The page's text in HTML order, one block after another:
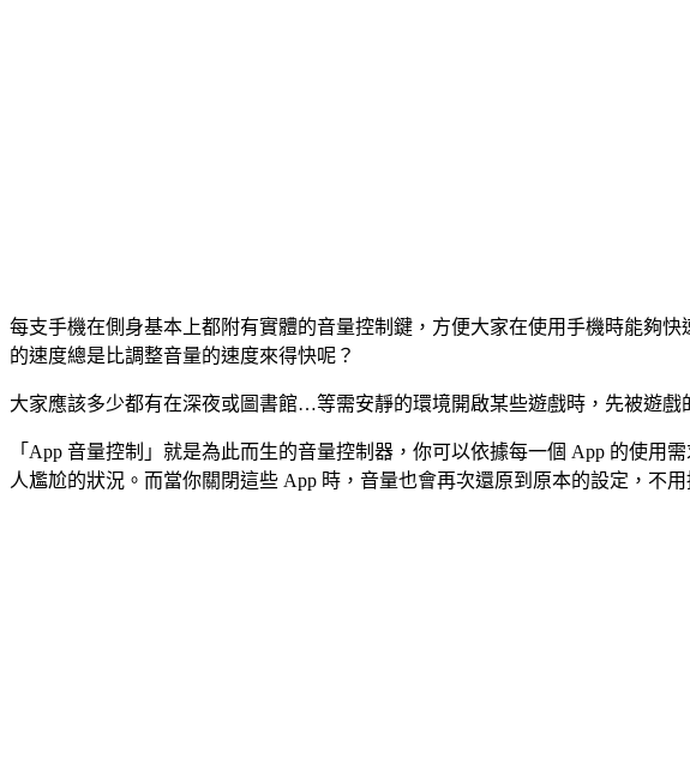
每支手機在側身基本上都附有實體的音量控制鍵，方便大家在使用手機時能夠
的速度總是比調整音量的速度來得快呢？
大家應該多少都有在深夜或圖書館…等需安靜的環境開啟某些遊戲時，先被遊
「App 音量控制」就是為此而生的音量控制器，你可以依據每一個 App 的使
人尷尬的狀況。而當你關閉這些 App 時，音量也會再次還原到原本的設定，不